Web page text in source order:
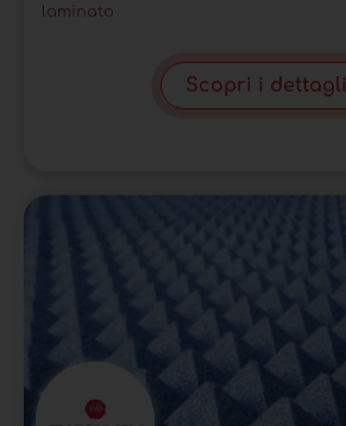
laminato
Scopri i dettagli